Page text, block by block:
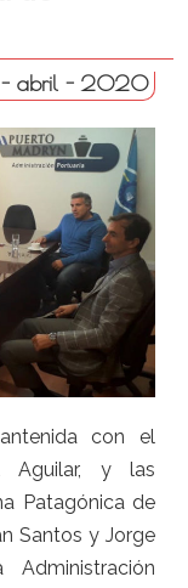
- abril - 2020
con el
Aguilar, y las
Patagónica de
Santos y Jorge